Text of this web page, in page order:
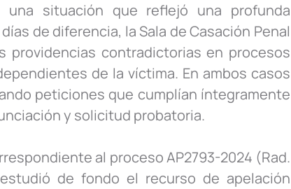
situación que reflejó una profunda
de diferencia, la Sala de Casación Penal
providencias contradictorias en procesos
de la víctima. En ambos casos
peticiones que cumplían íntegramente
y solicitud probatoria.
al proceso AP2793-2024 (Rad.
de fondo el recurso de apelación